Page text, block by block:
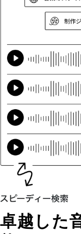
卓越した